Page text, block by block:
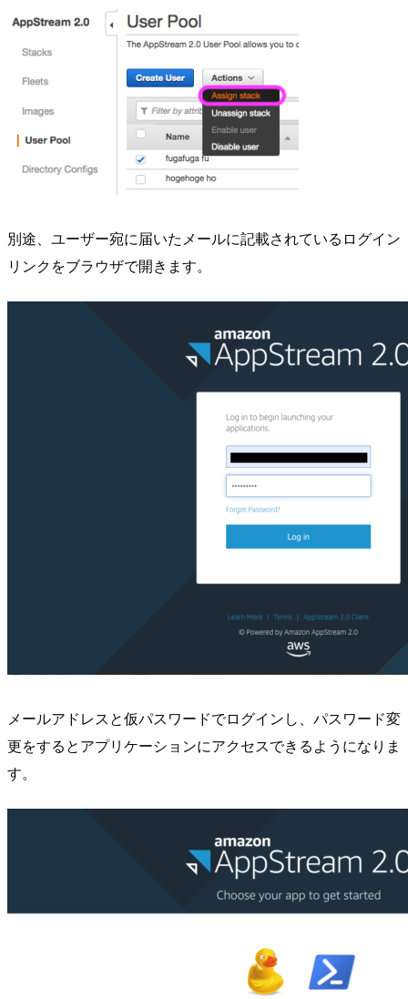
別途、ユーザー宛に届いたメールに記載されているログイン
リンクをブラウザで開きます。
メールアドレスと仮パスワードでログインし、パスワード変
更をするとアプリケーションにアクセスできるようになりま
す。